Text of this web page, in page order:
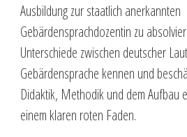
Ausbildung zur staatlich anerkannten
Gebärdensprachdozentin zu
Unterschiede zwischen deutscher
Gebärdensprache kennen und
Didaktik, Methodik und dem Aufbau
einem klaren roten Faden.